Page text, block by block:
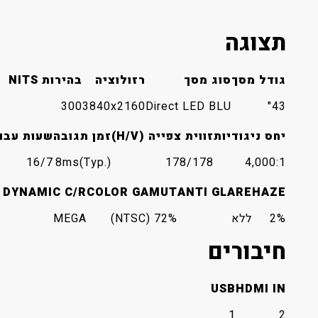
תצוגה
גודל מסך
43"
סוג מסך
Direct LED BLU
רזולוציה
3840x2160
בהירות NITS
300
יחס ניגודיות
4,000:1
זווית צפייה (H/V)
178/178
זמן תגובה
8ms(Typ.)
שעות
16/7
HAZE
2%
ANTI GLARE
ללא
COLOR GAMUT
72% (NTSC)
DYNAMIC C/R
MEGA
חיבורים
HDMI IN
USB